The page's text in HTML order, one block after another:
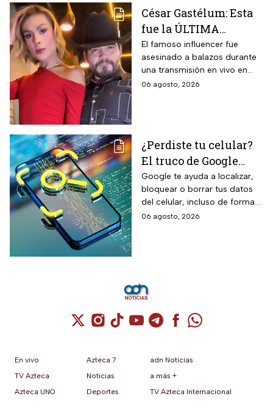
térmicas frente al frío y calor,
reducción del paso de ruidos
exteriores y aplicación directa
mediante cepillo de ixtle sin
necesidad de tela de refuerzo
César Gastélum: Esta
fue la ÚLTIMA
publicación del
influencer en redes
sociales: “La cita
fresita” | VIDEO
El famoso influencer fue
asesinado a balazos durante
una transmisión en vivo en
calles del municipio de
06 agosto, 2026
¿Perdiste tu celular?
El truco de Google
para localizarlo y
proteger tus datos
Google te ayuda a localizar,
bloquear o borrar tus datos
del celular, incluso de forma
remota; debes tener activada
06 agosto, 2026
Cuenta de X / Twitter (se abre en una
Cuenta de Instagram (se abre en una
Cuenta de TikTok (se abre en
Cuenta de YouTube (se abre
Cuenta de Telegram (se
Cuenta de
Cuenta de
En vivo
TV Azteca
Azteca UNO
Azteca 7
Noticias
Deportes
adn Noticias
a más +
TV Azteca Internacional